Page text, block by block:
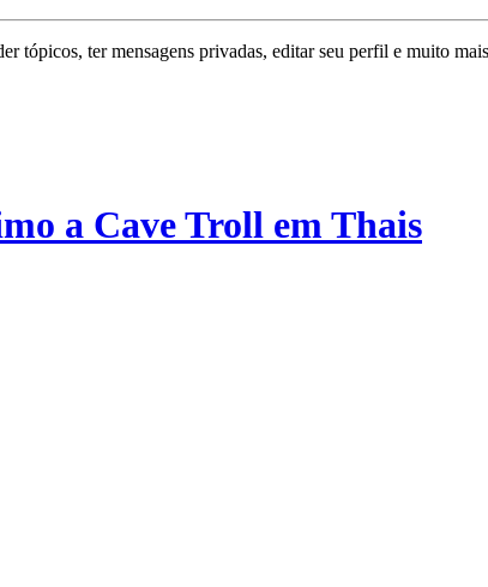
tópicos, ter mensagens privadas, editar seu perfil e muito
a Cave Troll em Thais